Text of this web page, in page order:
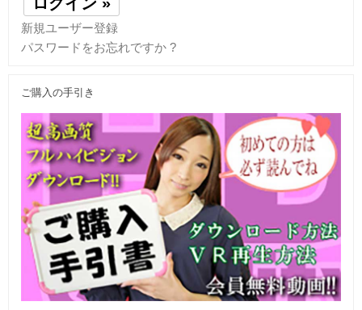
新規ユーザー登録
パスワードをお忘れですか ?
ご購入の手引き